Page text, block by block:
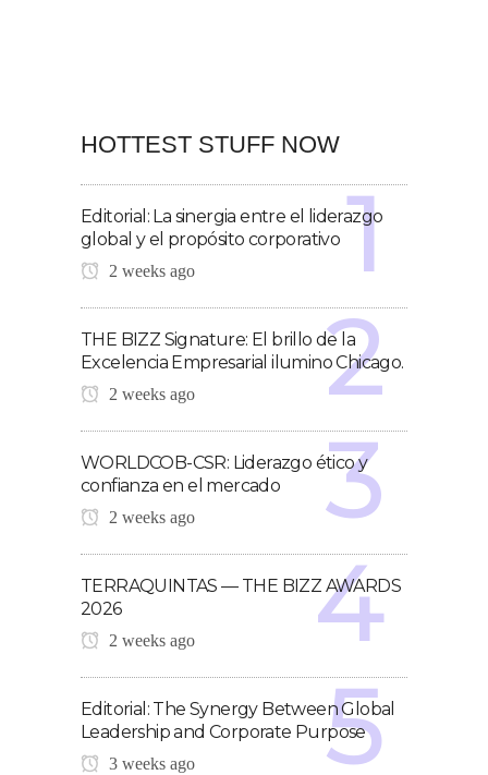
HOTTEST STUFF NOW
Editorial: La sinergia entre el liderazgo
global y el propósito corporativo
2 weeks ago
THE BIZZ Signature: El brillo de la
Excelencia Empresarial ilumino Chicago.
2 weeks ago
WORLDCOB-CSR: Liderazgo ético y
confianza en el mercado
2 weeks ago
TERRAQUINTAS — THE BIZZ AWARDS
2026
2 weeks ago
Editorial: The Synergy Between Global
Leadership and Corporate Purpose
3 weeks ago